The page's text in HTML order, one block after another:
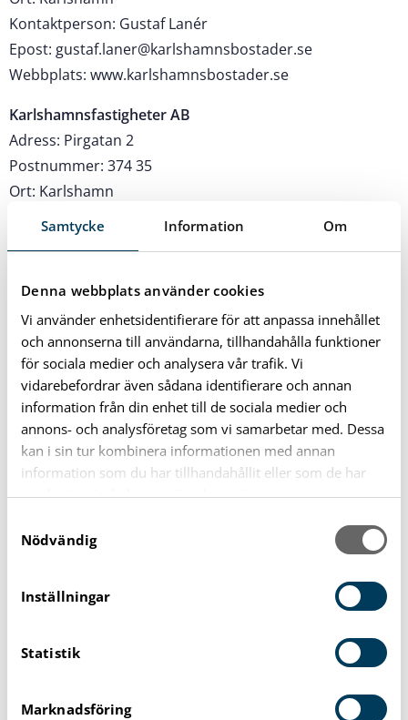
Samtycke Information Om
Denna webbplats använder cookies
Vi använder enhetsidentifierare för att anpassa innehållet
och annonserna till användarna, tillhandahålla funktioner
för sociala medier och analysera vår trafik. Vi
vidarebefordrar även sådana identifierare och annan
information från din enhet till de sociala medier och
annons- och analysföretag som vi samarbetar med. Dessa
kan i sin tur kombinera informationen med annan
information som du har tillhandahållit eller som de har
samlat in när du har använt deras tjänster.
Nödvändig
Inställningar
Statistik
Marknadsföring
Kontaktperson: Gustaf Lanér
Epost: gustaf.laner@karlshamnsbostader.se
Webbplats: www.karlshamnsbostader.se
Karlshamnsfastigheter AB
Adress: Pirgatan 2
Postnummer: 374 35
Ort: Karlshamn
Kontaktperson: Magnus Persson
Adress: Christopher Schrödersgatan 16A
Postnummer: 374 36
Ort: Karlshamn
Kontaktperson: Tomas Kjellsson
Telefon: 0454-188 44
Mobil: 0766-18 84 40
Lindström Property AB
Postnummer: 374 34
Kontaktperson: Philip Lindström
Epost: info@lindstromproperty.se